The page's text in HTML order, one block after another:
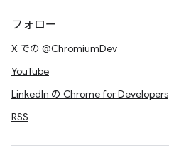
フォロー
X での @ChromiumDev
YouTube
LinkedIn の Chrome for Developers
RSS